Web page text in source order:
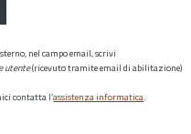
nel campo email, scrivi
utente(ricevuto tramite email di abilitazione)
contatta l’assistenza informatica.